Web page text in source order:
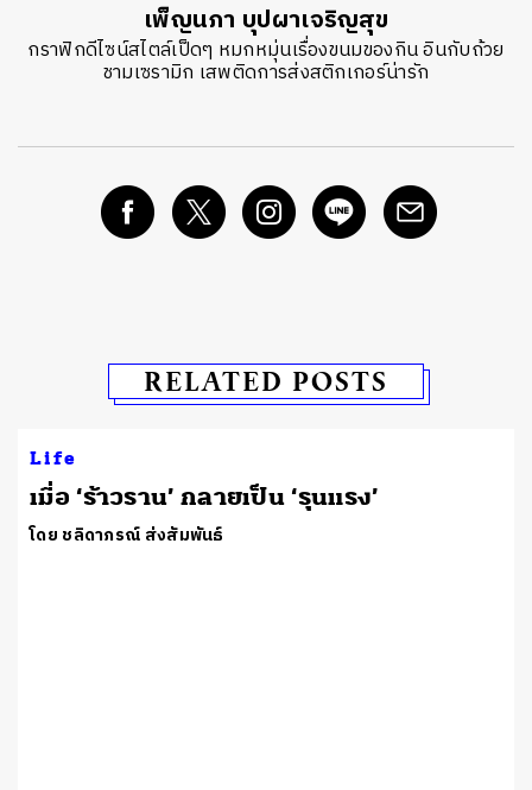
เพ็ญนภา บุปผาเจริญสุข
กราฟิกดีไซน์สไตล์เป็ดๆ หมกหมุ่นเรื่องขนมของกิน อินกับถ้วย
ชามเซรามิก เสพติดการส่งสติกเกอร์น่ารัก
RELATED POSTS
Life
เมื่อ ‘ร้าวราน’ กลายเป็น ‘รุนแรง’
โดย ชลิดาภรณ์ ส่งสัมพันธ์